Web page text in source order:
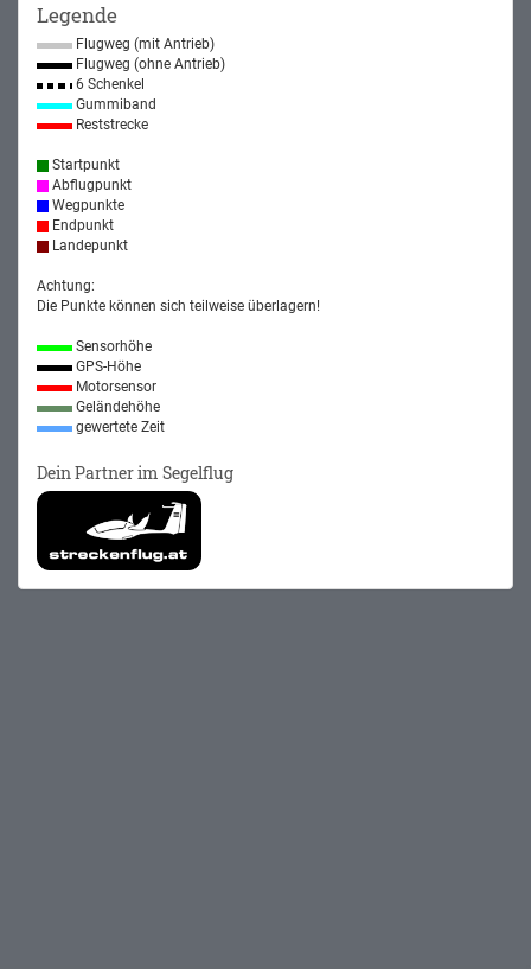
Legende
Flugweg (mit Antrieb)
Flugweg (ohne Antrieb)
6 Schenkel
Gummiband
Reststrecke
Startpunkt
Abflugpunkt
Wegpunkte
Endpunkt
Landepunkt
Achtung:
Die Punkte können sich teilweise überlagern!
Sensorhöhe
GPS-Höhe
Motorsensor
Geländehöhe
gewertete Zeit
Dein Partner im Segelflug